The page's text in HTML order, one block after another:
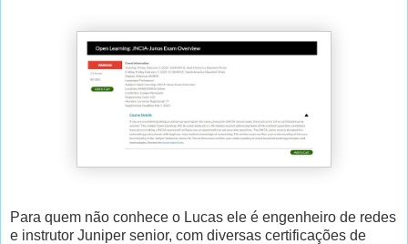
Para quem não conhece o Lucas ele é engenheiro de redes
e instrutor Juniper senior, com diversas certificações de